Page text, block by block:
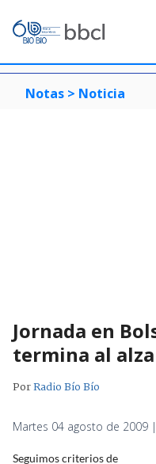
Notas > Noticia
Jornada en
termina al alza
PorRadio Bío Bío
Martes 04 agosto de 2009
Seguimos criterios de